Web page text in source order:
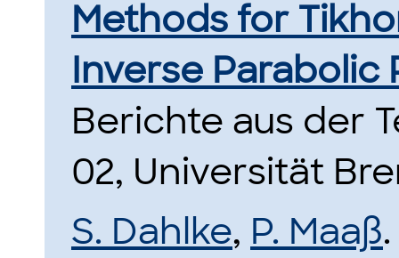
Methods for
Inverse Parabolic
Berichte aus der
02, Universität
S. Dahlke, P. Maaß.